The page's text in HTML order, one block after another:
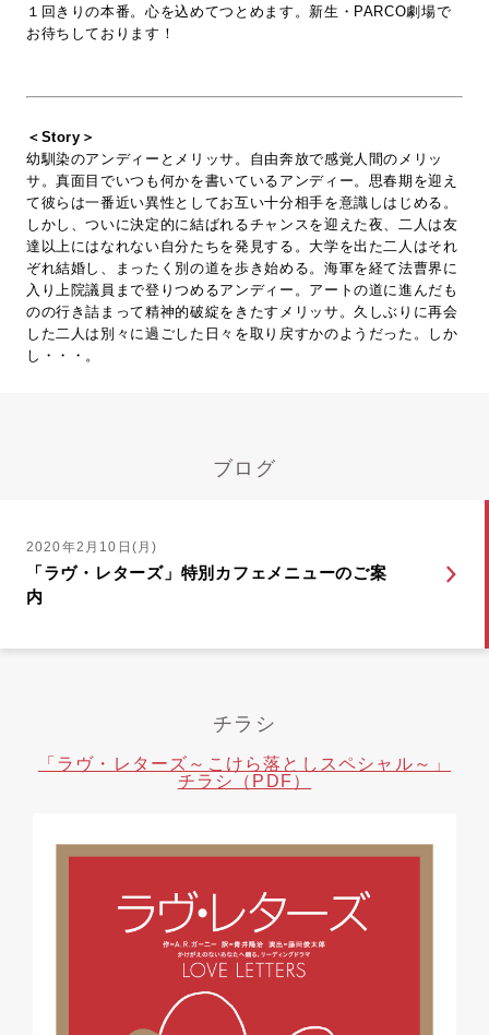
１回きりの本番。心を込めてつとめます。新生・PARCO劇場で
お待ちしております！
＜Story＞
幼馴染のアンディーとメリッサ。自由奔放で感覚人間のメリッ
サ。真面目でいつも何かを書いているアンディー。思春期を迎え
て彼らは一番近い異性としてお互い十分相手を意識しはじめる。
しかし、ついに決定的に結ばれるチャンスを迎えた夜、二人は友
達以上にはなれない自分たちを発見する。大学を出た二人はそれ
ぞれ結婚し、まったく別の道を歩き始める。海軍を経て法曹界に
入り上院議員まで登りつめるアンディー。アートの道に進んだも
のの行き詰まって精神的破綻をきたすメリッサ。久しぶりに再会
した二人は別々に過ごした日々を取り戻すかのようだった。しか
し・・・。
ブログ
2020年2月10日(月)
「ラヴ・レターズ」特別カフェメニューのご案
内
チラシ
「ラヴ・レターズ～こけら落としスペシャル～」
チラシ（PDF）